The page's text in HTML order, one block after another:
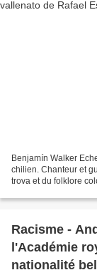
Benjamín Walker
chilien. Chanteur et
trova et du folklore
Racisme -
l'Académie
nationalité